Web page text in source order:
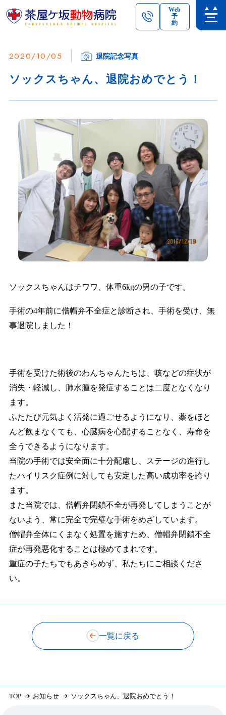
Web
予
約
2020/10/05 退院記念写真
ソックスちゃん、退院おめでとう！
ソックスちゃんはチワワ、体重6kgの男の子です。
手術の4年前に僧帽弁不全症と診断され、手術を受け、無
事退院しました！
手術を受けた術後のわんちゃんたちは、咳などの症状が
消失・軽減し、肺水腫を発症することは二度となくなり
ます。
ふたたび元気よく活発に過ごせるようになり、薬をほと
んど飲まなくても、心臓病を心配することなく、寿命を
全うできるようになります。
当院の手術では安全面に十分配慮し、ステージの進行し
たハイリスク症例に対しても安定した高い成功率を誇り
ます。
また当院では、僧帽弁閉鎖不全が再発してしまうことが
ないよう、常に完全で完璧な手術をめざしています。
僧帽弁全体にくまなく処置を施すため、僧帽弁閉鎖不全
症が再発悪化することは極めてまれです。
重症の子たちでもあきらめず、私たちにご相談くださ
い。
一覧に戻る
TOP お知らせ ソックスちゃん、退院おめでとう！